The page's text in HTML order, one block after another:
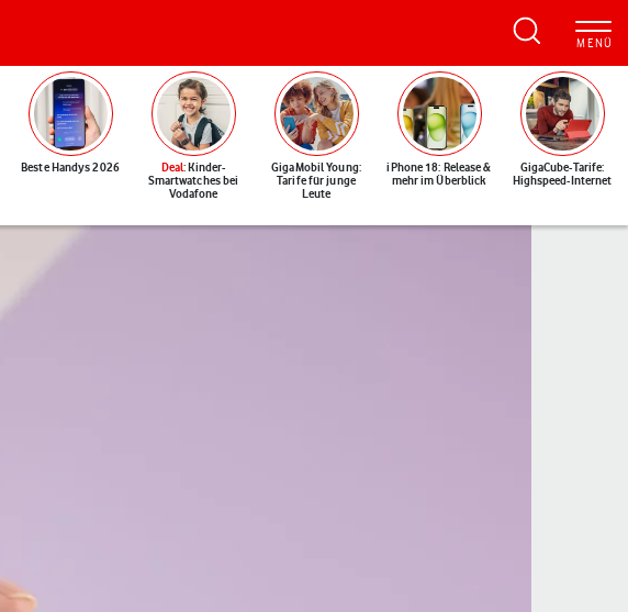
Beste Handys 2026 Deal: Kinder-
Smartwatches bei
Vodafone
GigaMobil Young:
Tarife für junge
Leute
iPhone 18: Release &
mehr im Überblick
GigaCube-Tarife:
Highspeed-Internet